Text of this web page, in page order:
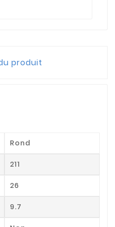
produit
Rond
211
26
9.7